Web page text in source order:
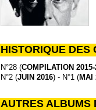
HISTORIQUE DES
N°28 (COMPILATION 2015-
N°2 (JUIN 2016) - N°1 (MAI
AUTRES ALBUMS